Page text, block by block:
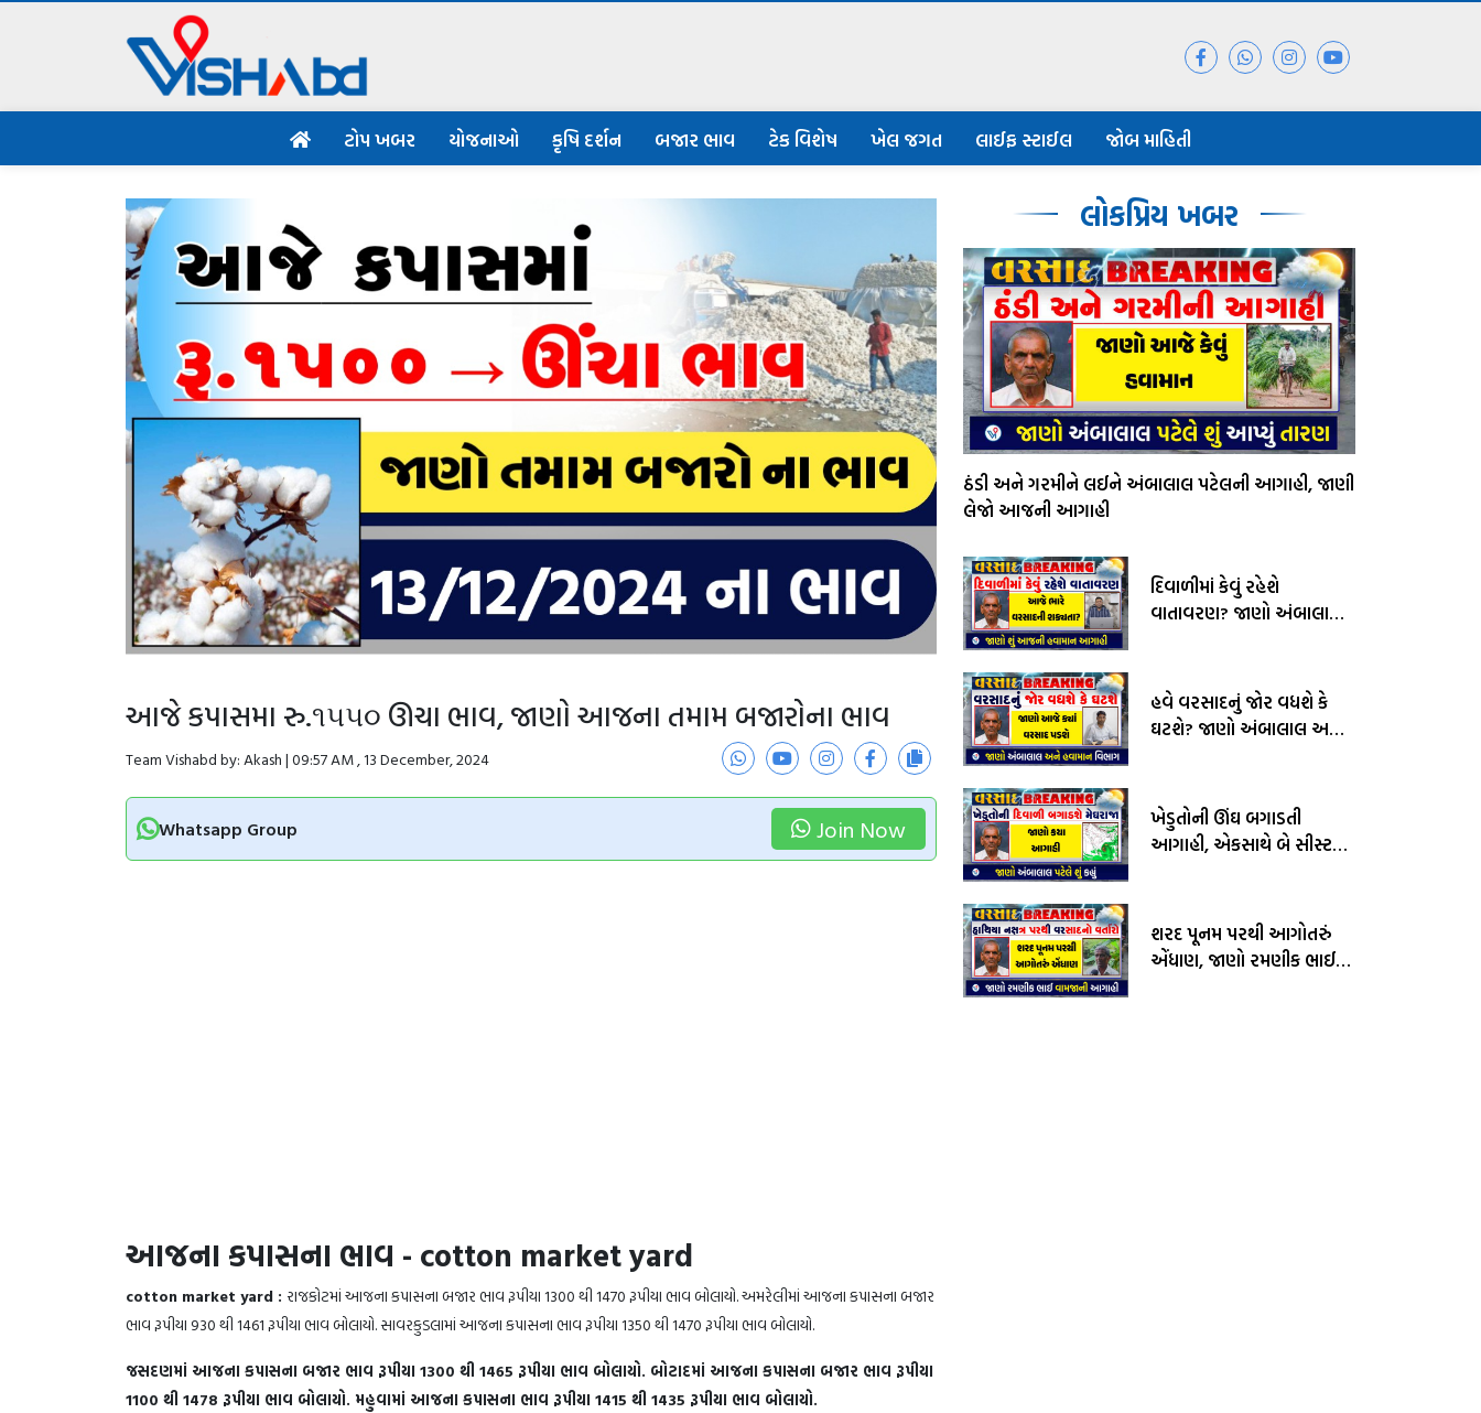
ટોપ ખબર યોજનાઓ કૃષિ દર્શન બજાર ભાવ ટેક વિશેષ ખેલ જગત લાઈફ સ્ટાઈલ જોબ માહિતી
આજે કપાસમા રુ.૧૫૫૦ ઊચા ભાવ, જાણો આજના તમામ બજારોના ભાવ
Team Vishabd by: Akash | 09:57 AM , 13 December, 2024
Whatsapp Group Join Now
­­­આજના કપાસના ભાવ - cotton market yard
cotton market yard : રાજકોટમાં આજના કપાસના બજાર ભાવ રૂપીયા 1300 થી 1470 રૂપીયા ભાવ બોલાયો. અમરેલીમાં આજના કપાસના બજાર
ભાવ રૂપીયા 930 થી 1461 રૂપીયા ભાવ બોલાયો. સાવરકુડલામાં આજના કપાસના ભાવ રૂપીયા 1350 થી 1470 રૂપીયા ભાવ બોલાયો.
જસદણમાં આજના કપાસના બજાર ભાવ રૂપીયા 1300 થી 1465 રૂપીયા ભાવ બોલાયો. બોટાદમાં આજના કપાસના બજાર ભાવ રૂપીયા
1100 થી 1478 રૂપીયા ભાવ બોલાયો. મહુવામાં આજના કપાસના ભાવ રૂપીયા 1415 થી 1435 રૂપીયા ભાવ બોલાયો.
લોકપ્રિય ખબર
ઠંડી અને ગરમીને લઈને અંબાલાલ પટેલની આગાહી, જાણી
લેજો આજની આગાહી
દિવાળીમાં કેવું રહેશે
વાતાવરણ? જાણો અંબાલાલ
હવે વરસાદનું જોર વધશે કે
ઘટશે? જાણો અંબાલાલ અને
ખેડુતોની ઊંઘ બગાડતી
આગાહી, એકસાથે બે સીસ્ટમ
શરદ પૂનમ પરથી આગોતરું
એંધાણ, જાણો રમણીક ભાઈ